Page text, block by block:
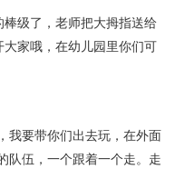
级了，老师把大拇指送给
家哦，在幼儿园里你们可
要带你们出去玩，在外面
队伍，一个跟着一个走。走